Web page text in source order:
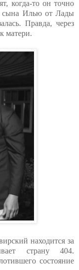
когда-то он точно
сына Илью от Лады
Правда, через
матери.
находится за
страну 404.
состояние